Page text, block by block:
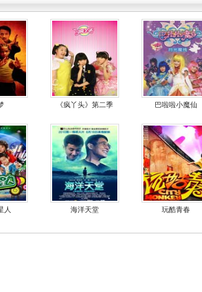
《疯丫头》第二季 巴啦啦小魔仙
人 海洋天堂 玩酷青春